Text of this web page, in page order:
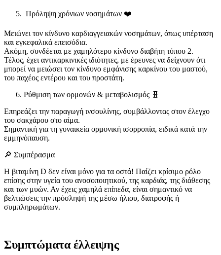
Πρόληψη χρόνιων νοσημάτων ❤️
Μειώνει τον κίνδυνο καρδιαγγειακών νοσημάτων, όπως υπέρταση
και εγκεφαλικά επεισόδια.
Ακόμη, συνδέεται με χαμηλότερο κίνδυνο διαβήτη τύπου 2.
Τέλος, έχει αντικαρκινικές ιδιότητες, με έρευνες να δείχνουν ότι
μπορεί να μειώσει τον κίνδυνο εμφάνισης καρκίνου του μαστού,
του παχέος εντέρου και του προστάτη.
Ρύθμιση των ορμονών & μεταβολισμός 🧬
Επηρεάζει την παραγωγή ινσουλίνης, συμβάλλοντας στον έλεγχο
του σακχάρου στο αίμα.
Σημαντική για τη γυναικεία ορμονική ισορροπία, ειδικά κατά την
εμμηνόπαυση.
🔎 Συμπέρασμα
Η βιταμίνη D δεν είναι μόνο για τα οστά! Παίζει κρίσιμο ρόλο
επίσης στην υγεία του ανοσοποιητικού, της καρδιάς, της διάθεσης
και των μυών. Αν έχεις χαμηλά επίπεδα, είναι σημαντικό να
βελτιώσεις την πρόσληψή της μέσω ήλιου, διατροφής ή
συμπληρωμάτων.
Συμπτώματα έλλειψης